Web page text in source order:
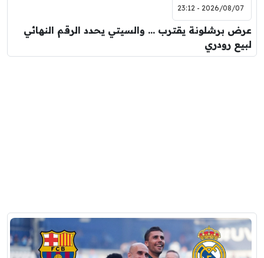
2026/08/07 - 23:12
عرض برشلونة يقترب … والسيتي يحدد الرقم النهائي
لبيع رودري